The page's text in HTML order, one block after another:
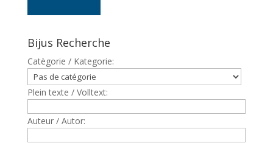
Bijus Recherche
Catègorie / Kategorie:
Plein texte / Volltext:
Auteur / Autor: